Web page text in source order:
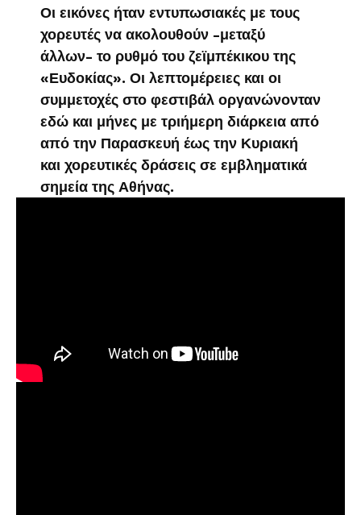
Οι εικόνες ήταν εντυπωσιακές με τους
χορευτές να ακολουθούν -μεταξύ
άλλων- το ρυθμό του ζεϊμπέκικου της
«Ευδοκίας». Οι λεπτομέρειες και οι
συμμετοχές στο φεστιβάλ οργανώνονταν
εδώ και μήνες με τριήμερη διάρκεια από
από την Παρασκευή έως την Κυριακή
και χορευτικές δράσεις σε εμβληματικά
σημεία της Αθήνας.